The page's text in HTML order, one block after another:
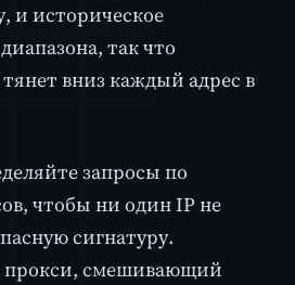
и историческое
так что
вниз каждый адрес в
запросы по
чтобы ни один IP не
сигнатуру.
прокси, смешивающий